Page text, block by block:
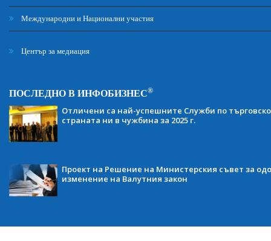
Международни и Национални участия
Център за медиация
ПОСЛЕДНО В ИНФОБИЗНЕС®
Отличени са най-успешните Служби по
страната ни в чужбина за 2025 г.
Проект на Решение на Министерския съвет за
изменение на Валутния закон